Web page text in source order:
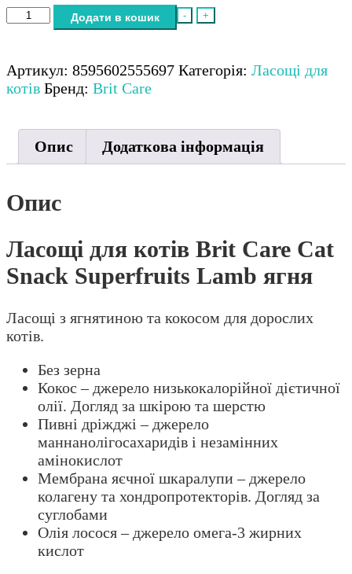
-
Brit
Snack
Superfruits
кількість
+
Додати в кошик
Артикул: 8595602555697 Категорія: Ласощі для
котів Бренд: Brit Care
Опис Додаткова інформація
Опис
Ласощі для котів Brit Care Cat
Snack Superfruits Lamb ягня
Ласощі з ягнятиною та кокосом для дорослих
котів.
Без зерна
Кокос – джерело низькокалорійної дієтичної
олії. Догляд за шкірою та шерстю
Пивні дріжджі – джерело
маннанолігосахаридів і незамінних
амінокислот
Мембрана яєчної шкаралупи – джерело
колагену та хондропротекторів. Догляд за
суглобами
Олія лосося – джерело омега-3 жирних
кислот